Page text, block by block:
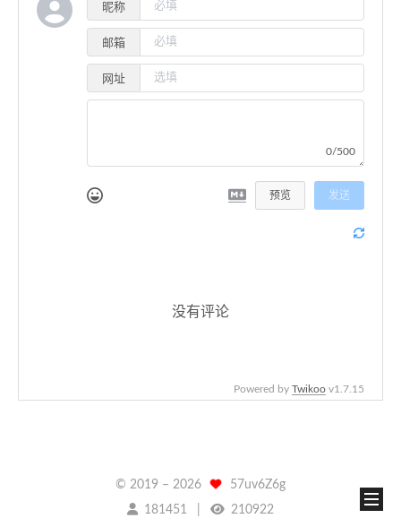
昵称
邮箱
网址
0/500
预览 发送
没有评论
Powered by Twikoo v1.7.15
© 2019 – 2026
57uv6Z6g
181451
210922